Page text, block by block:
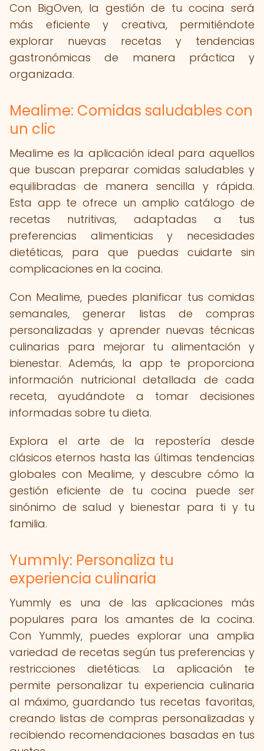
Con BigOven, la gestión de tu cocina será
más eficiente y creativa, permitiéndote
explorar nuevas recetas y tendencias
gastronómicas de manera práctica y
organizada.
Mealime: Comidas saludables con
un clic
Mealime es la aplicación ideal para aquellos
que buscan preparar comidas saludables y
equilibradas de manera sencilla y rápida.
Esta app te ofrece un amplio catálogo de
recetas nutritivas, adaptadas a tus
preferencias alimenticias y necesidades
dietéticas, para que puedas cuidarte sin
complicaciones en la cocina.
Con Mealime, puedes planificar tus comidas
semanales, generar listas de compras
personalizadas y aprender nuevas técnicas
culinarias para mejorar tu alimentación y
bienestar. Además, la app te proporciona
información nutricional detallada de cada
receta, ayudándote a tomar decisiones
informadas sobre tu dieta.
Explora el arte de la repostería desde
clásicos eternos hasta las últimas tendencias
globales con Mealime, y descubre cómo la
gestión eficiente de tu cocina puede ser
sinónimo de salud y bienestar para ti y tu
familia.
Yummly: Personaliza tu
experiencia culinaria
Yummly es una de las aplicaciones más
populares para los amantes de la cocina.
Con Yummly, puedes explorar una amplia
variedad de recetas según tus preferencias y
restricciones dietéticas. La aplicación te
permite personalizar tu experiencia culinaria
al máximo, guardando tus recetas favoritas,
creando listas de compras personalizadas y
recibiendo recomendaciones basadas en tus